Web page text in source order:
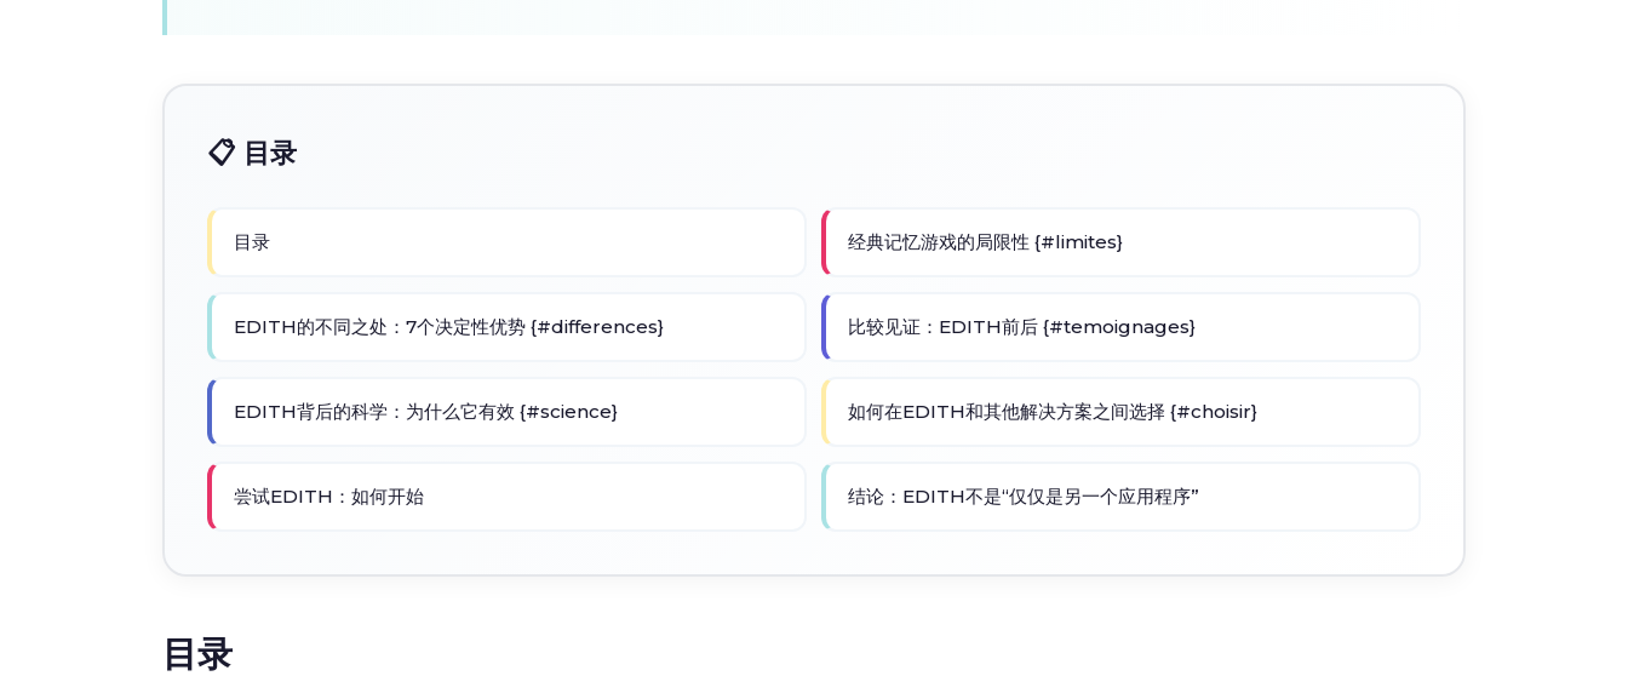
📋 目录
目录 经典记忆游戏的局限性 {#limites}
EDITH的不同之处：7个决定性优势 {#differences} 比较见证：EDITH前后 {#temoignages}
EDITH背后的科学：为什么它有效 {#science} 如何在EDITH和其他解决方案之间选择 {#choisir}
尝试EDITH：如何开始 结论：EDITH不是“仅仅是另一个应用程序”
目录